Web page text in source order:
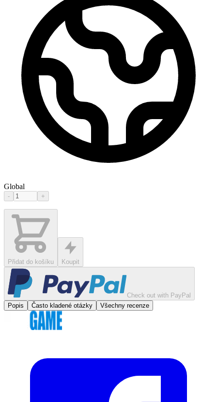
Global
- +
Přidat do košíku Koupit
Check out with PayPal
Popis
Často kladené otázky Všechny recenze